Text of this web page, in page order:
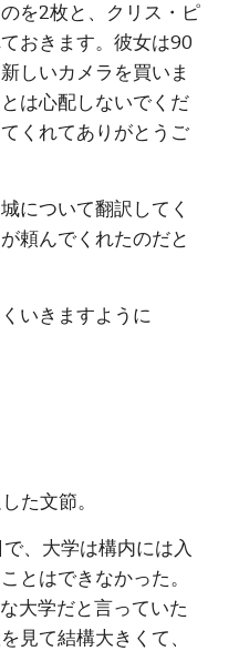
を2枚と、クリス・ピ
おきます。彼女は90
しいカメラを買いま
は心配しないでくだ
くれてありがとうご
について翻訳してく
頼んでくれたのだと
いきますように
た文節。
、大学は構内には入
とはできなかった。
大学だと言っていた
見て結構大きくて、